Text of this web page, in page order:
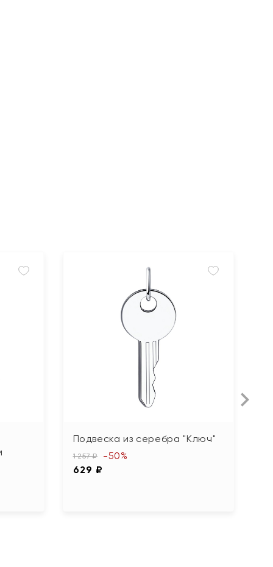
Подвеска из серебра "Ключ"
1 257 ₽
629 ₽
-50%